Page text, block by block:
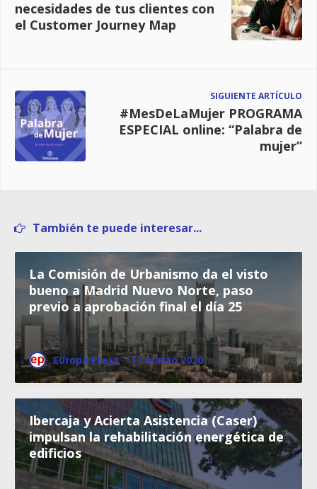
necesidades de tus clientes con
el Customer Journey Map
SIGUIENTE ARTÍCULO
#MesDeLaMujer PROGRAMA
ESPECIAL online: “Palabra de
mujer”
También te puede interesar...
La Comisión de Urbanismo da el visto
bueno a Madrid Nuevo Norte, paso
previo a aprobación final el día 25
Europa Press · 17 marzo 2020
Ibercaja y Acierta Asistencia (Caser)
impulsan la rehabilitación energética de
edificios